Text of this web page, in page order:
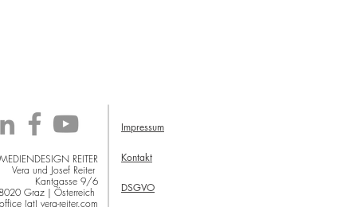
REITER
Vera und Josef Reiter
Kantgasse 9/6
8020 Graz | Österreich
office (at) vera-reiter.com
Impressum
Kontakt
DSGVO